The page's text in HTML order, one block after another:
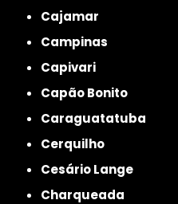
Cajamar
Campinas
Capivari
Capão Bonito
Caraguatatuba
Cerquilho
Cesário Lange
Charqueada